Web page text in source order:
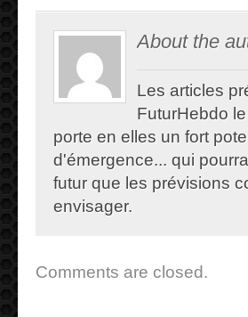
About the
Les articles
FuturHebdo
porte en elles un fort
d'émergence... qui
futur que les prévisions
envisager.
Comments are closed.